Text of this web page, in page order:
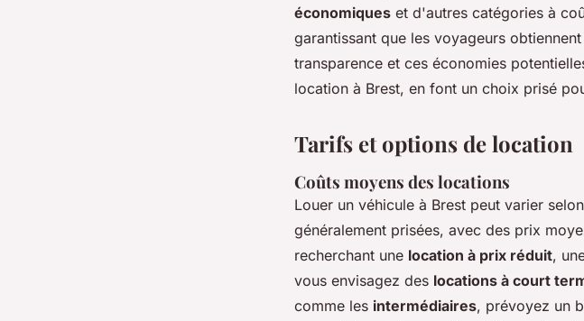
économiques et d'autres catégories à
garantissant que les voyageurs
transparence et ces économies
location à Brest, en font un choix prisé
Tarifs et options de location
Coûts moyens des locations
Louer un véhicule à Brest peut varier
généralement prisées, avec des prix
recherchant une location à prix réduit,
vous envisagez des locations à court
comme les intermédiaires, prévoyez un